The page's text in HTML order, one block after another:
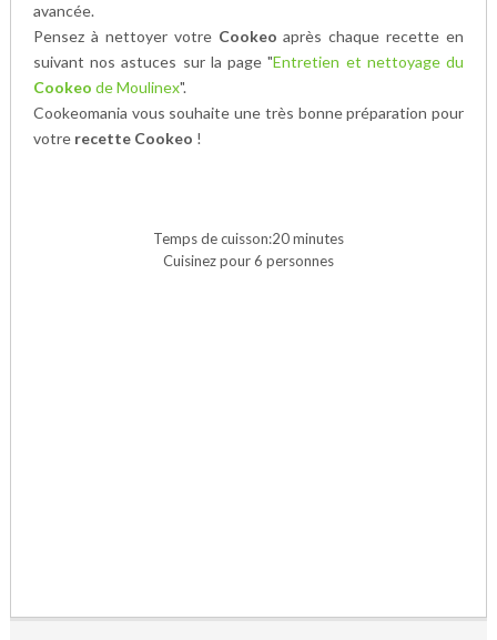
avancée.
Pensez à nettoyer votre Cookeo après chaque recette en
suivant nos astuces sur la page "Entretien et nettoyage du
Cookeo de Moulinex".
Cookeomania vous souhaite une très bonne préparation pour
votre recette Cookeo !
Temps de cuisson:20 minutes
Cuisinez pour 6 personnes